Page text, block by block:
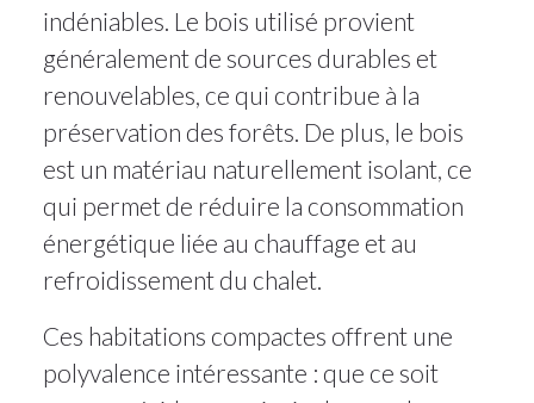
indéniables. Le bois utilisé provient
généralement de sources durables et
renouvelables, ce qui contribue à la
préservation des forêts. De plus, le bois
est un matériau naturellement isolant, ce
qui permet de réduire la consommation
énergétique liée au chauffage et au
refroidissement du chalet.
Ces habitations compactes offrent une
polyvalence intéressante : que ce soit